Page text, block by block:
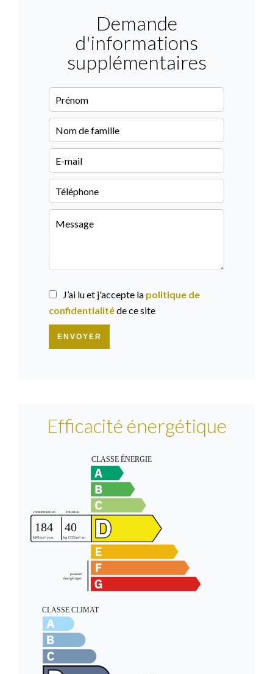
Demande
d'informations
supplémentaires
J’ai lu et j'accepte la politique de
confidentialitéde ce site
ENVOYER
Efficacité énergétique